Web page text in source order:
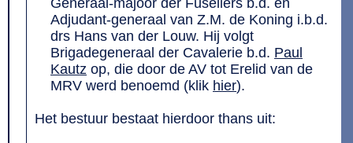
Generaal-majoor der Fuseliers b.d. en
Adjudant-generaal van Z.M. de Koning i.b.d.
drs Hans van der Louw. Hij volgt
Brigadegeneraal der Cavalerie b.d. Paul
Kautz op, die door de AV tot Erelid van de
MRV werd benoemd (klik hier).
Het bestuur bestaat hierdoor thans uit: